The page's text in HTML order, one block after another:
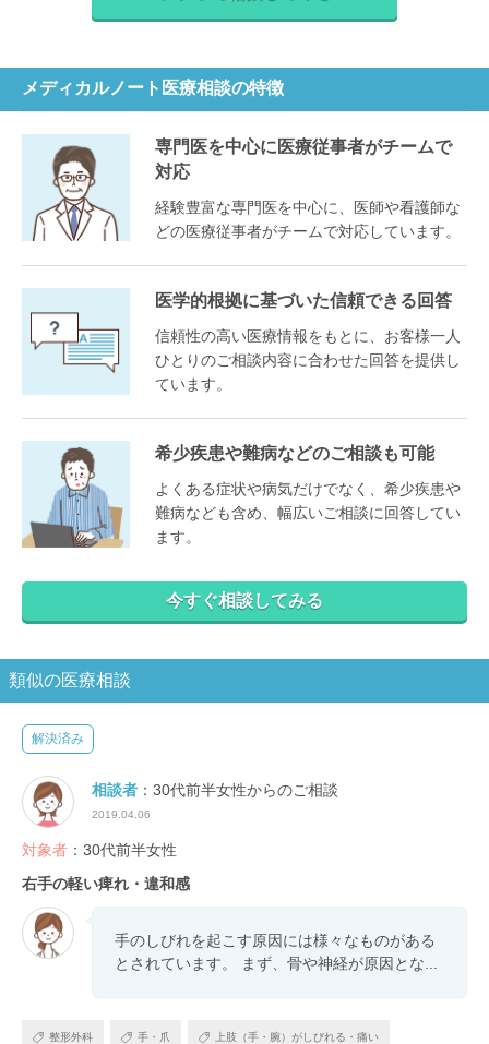
メディカルノート医療相談の特徴
専門医を中心に医療従事者がチームで
対応
経験豊富な専門医を中心に、医師や看護師な
どの医療従事者がチームで対応しています。
医学的根拠に基づいた信頼できる回答
信頼性の高い医療情報をもとに、お客様一人
ひとりのご相談内容に合わせた回答を提供し
ています。
希少疾患や難病などのご相談も可能
よくある症状や病気だけでなく、希少疾患や
難病なども含め、幅広いご相談に回答してい
ます。
今すぐ相談してみる
類似の医療相談
解決済み
相談者 ：30代前半女性からのご相談
2019.04.06
対象者 ：30代前半女性
右手の軽い痺れ・違和感
手のしびれを起こす原因には様々なものがある
とされています。 まず、骨や神経が原因とな...
整形外科 手・爪 上肢（手・腕）がしびれる・痛い